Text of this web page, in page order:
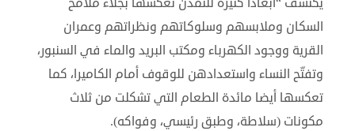
السكان وملابسهم وسلوكاتهم ونظراتهم وعمران
القرية ووجود الكهرباء ومكتب البريد والماء في السنبور،
وتفتّح النساء واستعدادهن للوقوف أمام الكاميرا، كما
تعكسها أيضا مائدة الطعام التي تشكلت من ثلاث
مكونات (سلاطة، وطبق رئيسي، وفواكه).